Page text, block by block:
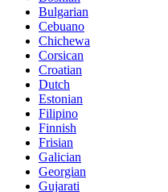
Bulgarian
Cebuano
Chichewa
Corsican
Croatian
Dutch
Estonian
Filipino
Finnish
Frisian
Galician
Georgian
Gujarati